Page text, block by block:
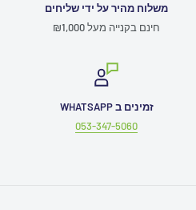
משלוח מהיר על ידי שליחים
חינם בקנייה מעל ₪1,000
זמינים ב WHATSAPP
053-347-5060